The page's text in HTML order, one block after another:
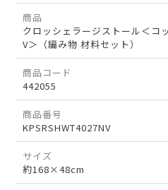
商品
クロッシェラージストール＜コ
V＞（編み物 材料セット）
商品コード
442055
商品番号
KPSRSHWT4027NV
サイズ
約168×48cm